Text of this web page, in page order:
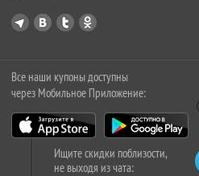
Все наши купоны доступны
через Мобильное Приложение:
Ищите скидки поблизости,
не выходя из чата: